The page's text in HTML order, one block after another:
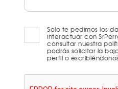
Solo te pedimos los
interactuar con
consultar nuestra
podrás solicitar la
perfil o